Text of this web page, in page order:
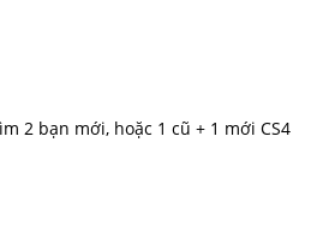
2 bạn mới, hoặc 1 cũ + 1 mới CS4